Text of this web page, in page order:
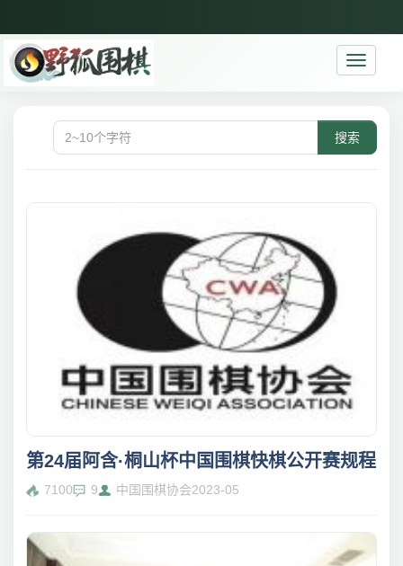
Toggle
搜索
第24届阿含·桐山杯中国围棋快棋公开赛规程
7100 9 中国围棋协会2023-05